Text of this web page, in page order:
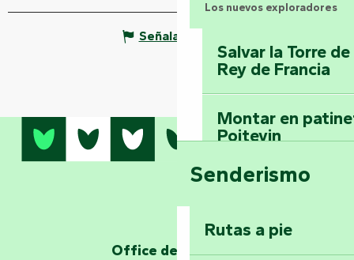
Los nuevos exploradores
Salvar la Torre
Rey de Francia
Montar en
Poitevin
Domine los
Vouvant
Senderismo
Rutas a pie
Señalar un error
Office de tourisme